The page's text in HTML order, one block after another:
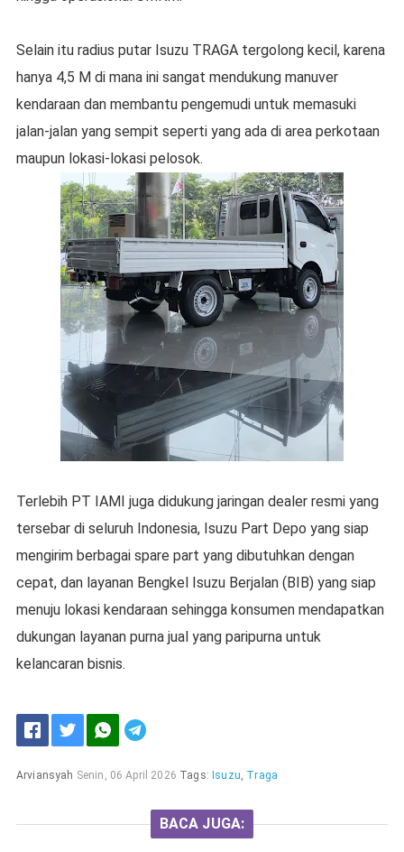
Selain itu radius putar Isuzu TRAGA tergolong kecil, karena
hanya 4,5 M di mana ini sangat mendukung manuver
kendaraan dan membantu pengemudi untuk memasuki
jalan-jalan yang sempit seperti yang ada di area perkotaan
maupun lokasi-lokasi pelosok.
Terlebih PT IAMI juga didukung jaringan dealer resmi yang
tersebar di seluruh Indonesia, Isuzu Part Depo yang siap
mengirim berbagai spare part yang dibutuhkan dengan
cepat, dan layanan Bengkel Isuzu Berjalan (BIB) yang siap
menuju lokasi kendaraan sehingga konsumen mendapatkan
dukungan layanan purna jual yang paripurna untuk
kelancaran bisnis.
Arviansyah Senin, 06 April 2026 Tags: Isuzu, Traga
BACA JUGA: